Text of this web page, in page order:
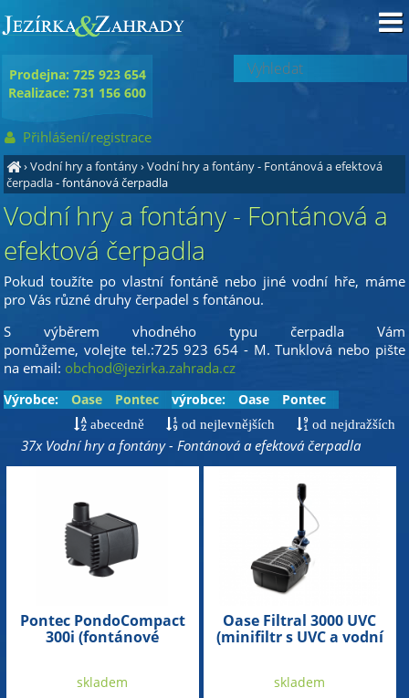
›Vodní hry a fontány›Vodní hry a fontány - Fontánová a efektová
čerpadla- fontánová čerpadla
Vodní hry a fontány - Fontánová a
efektová čerpadla
Pokud toužíte po vlastní fontáně nebo jiné vodní hře, máme
pro Vás různé druhy čerpadel s fontánou.
S výběrem vhodného typu čerpadla Vám
pomůžeme, volejte tel.:725 923 654 - M. Tunklová nebo pište
na email: obchod@jezirka.zahrada.cz
Výrobce: Oase Pontec výrobce: Oase Pontec
abecedně od nejlevnějších od nejdražších
37x Vodní hry a fontány - Fontánová a efektová čerpadla
Pontec PondoCompact
300i (fontánové
skladem
Oase Filtral 3000 UVC
(minifiltr s UVC a vodní
skladem
Prodejna: 725 923 654
Realizace: 731 156 600
Přihlášení/registrace